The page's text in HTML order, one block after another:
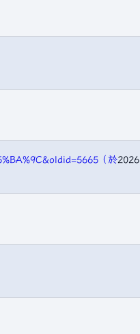
（於2026